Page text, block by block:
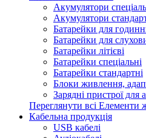
Акумулятори
Акумулятори
Батарейки для
Батарейки для
Батарейки літієві
Батарейки спеціальні
Батарейки стандартні
Блоки живлення,
Зарядні пристрої для
Переглянути всі Елементи
Кабельна продукція
USB кабелі